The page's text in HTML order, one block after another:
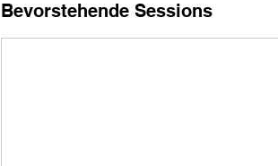
Bevorstehende Sessions